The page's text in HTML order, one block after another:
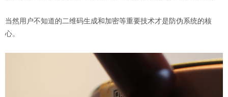
当然用户不知道的二维码生成和加密等重要技术才是防伪系统的核
心。